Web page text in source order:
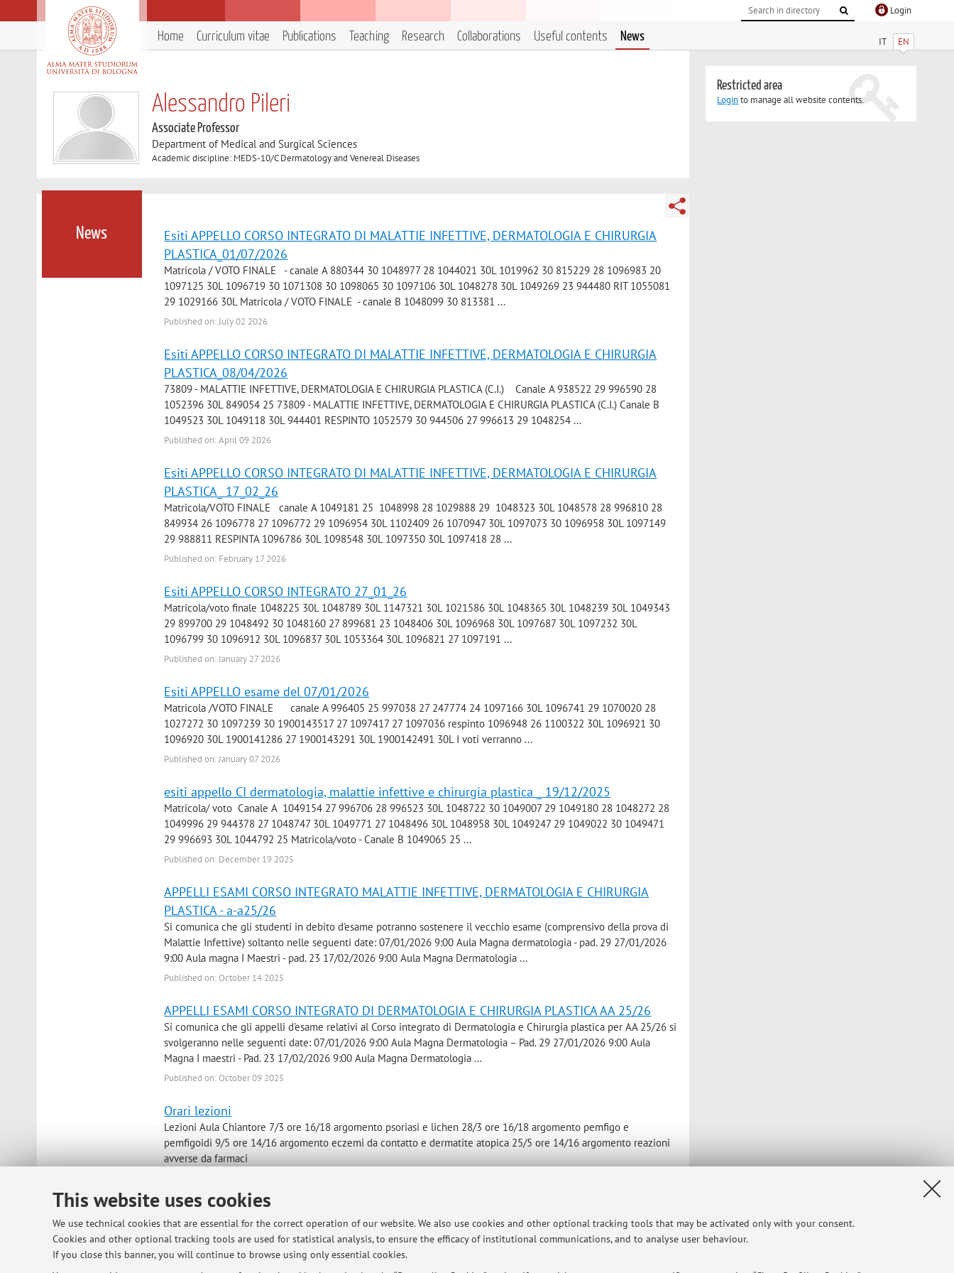
This website uses cookies
We use technical cookies that are essential for the correct operation of our website. We also use cookies and other optional tracking tools that may be activated only with your consent.
Cookies and other optional tracking tools are used for statistical analysis, to ensure the efficacy of institutional communications, and to analyse user behaviour.
If you close this banner, you will continue to browse using only essential cookies.
Login
IT EN
Home Curriculum vitae Publications Teaching Research Collaborations Useful contents News
Alessandro Pileri
Associate Professor
Department of Medical and Surgical Sciences
Academic discipline: MEDS-10/C Dermatology and Venereal Diseases
News
Esiti APPELLO CORSO INTEGRATO DI MALATTIE INFETTIVE, DERMATOLOGIA E CHIRURGIA
PLASTICA_01/07/2026
Matricola / VOTO FINALE - canale A 880344 30 1048977 28 1044021 30L 1019962 30 815229 28 1096983 20
1097125 30L 1096719 30 1071308 30 1098065 30 1097106 30L 1048278 30L 1049269 23 944480 RIT 1055081
29 1029166 30L Matricola / VOTO FINALE - canale B 1048099 30 813381 ...
Published on: July 02 2026
Esiti APPELLO CORSO INTEGRATO DI MALATTIE INFETTIVE, DERMATOLOGIA E CHIRURGIA
PLASTICA_08/04/2026
73809 - MALATTIE INFETTIVE, DERMATOLOGIA E CHIRURGIA PLASTICA (C.I.) Canale A 938522 29 996590 28
1052396 30L 849054 25 73809 - MALATTIE INFETTIVE, DERMATOLOGIA E CHIRURGIA PLASTICA (C.I.) Canale B
1049523 30L 1049118 30L 944401 RESPINTO 1052579 30 944506 27 996613 29 1048254 ...
Published on: April 09 2026
Esiti APPELLO CORSO INTEGRATO DI MALATTIE INFETTIVE, DERMATOLOGIA E CHIRURGIA
PLASTICA_ 17_02_26
Matricola/VOTO FINALE canale A 1049181 25 1048998 28 1029888 29 1048323 30L 1048578 28 996810 28
849934 26 1096778 27 1096772 29 1096954 30L 1102409 26 1070947 30L 1097073 30 1096958 30L 1097149
29 988811 RESPINTA 1096786 30L 1098548 30L 1097350 30L 1097418 28 ...
Published on: February 17 2026
Esiti APPELLO CORSO INTEGRATO 27_01_26
Matricola/voto finale 1048225 30L 1048789 30L 1147321 30L 1021586 30L 1048365 30L 1048239 30L 1049343
29 899700 29 1048492 30 1048160 27 899681 23 1048406 30L 1096968 30L 1097687 30L 1097232 30L
1096799 30 1096912 30L 1096837 30L 1053364 30L 1096821 27 1097191 ...
Published on: January 27 2026
Esiti APPELLO esame del 07/01/2026
Matricola /VOTO FINALE canale A 996405 25 997038 27 247774 24 1097166 30L 1096741 29 1070020 28
1027272 30 1097239 30 1900143517 27 1097417 27 1097036 respinto 1096948 26 1100322 30L 1096921 30
1096920 30L 1900141286 27 1900143291 30L 1900142491 30L I voti verranno ...
Published on: January 07 2026
esiti appello CI dermatologia, malattie infettive e chirurgia plastica _ 19/12/2025
Matricola/ voto Canale A 1049154 27 996706 28 996523 30L 1048722 30 1049007 29 1049180 28 1048272 28
1049996 29 944378 27 1048747 30L 1049771 27 1048496 30L 1048958 30L 1049247 29 1049022 30 1049471
29 996693 30L 1044792 25 Matricola/voto - Canale B 1049065 25 ...
Published on: December 19 2025
APPELLI ESAMI CORSO INTEGRATO MALATTIE INFETTIVE, DERMATOLOGIA E CHIRURGIA
PLASTICA - a-a25/26
Si comunica che gli studenti in debito d'esame potranno sostenere il vecchio esame (comprensivo della prova di
Malattie Infettive) soltanto nelle seguenti date: 07/01/2026 9:00 Aula Magna dermatologia - pad. 29 27/01/2026
9:00 Aula magna I Maestri - pad. 23 17/02/2026 9:00 Aula Magna Dermatologia ...
Published on: October 14 2025
APPELLI ESAMI CORSO INTEGRATO DI DERMATOLOGIA E CHIRURGIA PLASTICA AA 25/26
Si comunica che gli appelli d'esame relativi al Corso integrato di Dermatologia e Chirurgia plastica per AA 25/26 si
svolgeranno nelle seguenti date: 07/01/2026 9:00 Aula Magna Dermatologia – Pad. 29 27/01/2026 9:00 Aula
Magna I maestri - Pad. 23 17/02/2026 9:00 Aula Magna Dermatologia ...
Published on: October 09 2025
Orari lezioni
Lezioni Aula Chiantore 7/3 ore 16/18 argomento psoriasi e lichen 28/3 ore 16/18 argomento pemfigo e
pemfigoidi 9/5 ore 14/16 argomento eczemi da contatto e dermatite atopica 25/5 ore 14/16 argomento reazioni
avverse da farmaci
Appelli AA 2022/23
Mercoledi 11/01/23 ore 9.00 Aula Chiantore Pad 8, primo piano Mercoledi 5/4/23 ore 9.00 Aula Magna – Pad. 23 –
primo piano Mercoledi 7/06/23 ore 9.00 + Studenti Erasmus Aula Magna Dermatologia – Pad. 29 Mercoledi
28/06/23 ore 9.00 + Studenti Erasmus Aula Magna Dermatologia – Pad. 29 Mercoledi ...
Restricted area
Loginto manage all website contents.